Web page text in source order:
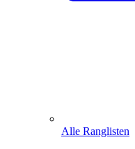
Alle Ranglisten